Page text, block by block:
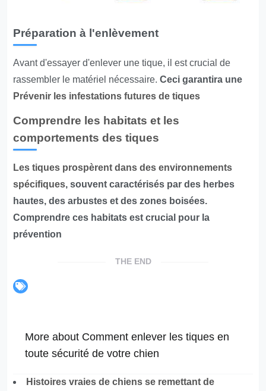
Préparation à l'enlèvement
Avant d'essayer d'enlever une tique, il est crucial de
rassembler le matériel nécessaire.Ceci garantira une
Prévenir les infestations futures de tiques
Comprendre les habitats et les
comportements des tiques
Les tiques prospèrent dans des environnements
spécifiques, souvent caractérisés par des herbes
hautes, des arbustes et des zones boisées.
Comprendre ces habitats est crucial pour la
prévention
THE END
More about Comment enlever les tiques en
toute sécurité de votre chien
Histoires vraies de chiens se remettant de